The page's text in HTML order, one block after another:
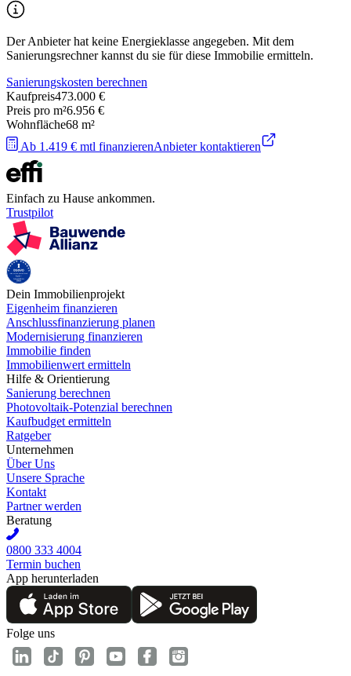
Der Anbieter hat keine Energieklasse angegeben. Mit dem
Sanierungsrechner kannst du sie für diese Immobilie ermitteln.
Sanierungskosten berechnen
Kaufpreis473.000 €
Preis pro m²6.956 €
Wohnfläche68 m²
Ab 1.419 € mtl finanzierenAnbieter kontaktieren
Einfach zu Hause ankommen.
Trustpilot
Dein Immobilienprojekt
Eigenheim finanzieren
Anschlussfinanzierung planen
Modernisierung finanzieren
Immobilie finden
Immobilienwert ermitteln
Hilfe & Orientierung
Sanierung berechnen
Photovoltaik-Potenzial berechnen
Kaufbudget ermitteln
Ratgeber
Unternehmen
Über Uns
Unsere Sprache
Kontakt
Partner werden
Beratung
0800 333 4004
Termin buchen
App herunterladen
Folge uns